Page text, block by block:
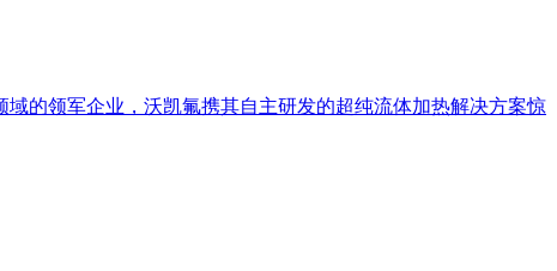
的领军企业，沃凯氟携其自主研发的超纯流体加热解决方案惊